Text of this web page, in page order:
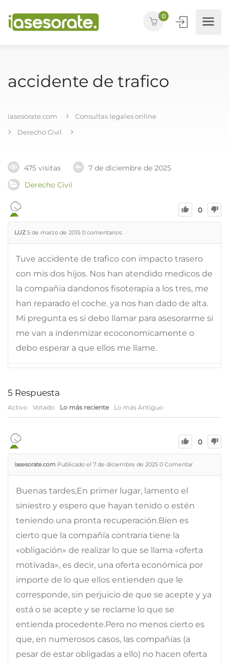
0
accidente de trafico
iasesorate.com
Consultas legales online
Derecho Civil
475 visitas
7 de diciembre de 2025
Derecho Civil
0
LUZ 5 de marzo de 2015 0 comentarios
Tuve accidente de trafico con impacto trasero
con mis dos hijos. Nos han atendido medicos de
la compañia dandonos fisoterapia a los tres, me
han reparado el coche. ya nos han dado de alta.
Mi pregunta es si debo llamar para asesorarme si
me van a indenmizar ecoconomicamente o
debo esperar a que ellos me llame.
5 Respuesta
Activo Votado Lo más reciente Lo más Antiguo
0
iasesorate.com Publicado el 7 de diciembre de 2025 0 Comentar
Buenas tardes,En primer lugar, lamento el
siniestro y espero que hayan tenido o estén
teniendo una pronta recuperación.Bien es
cierto que la compañía contraria tiene la
«obligación» de realizar lo que se llama «oferta
motivada», es decir, una oferta económica por
importe de lo que ellos entienden que le
corresponde, sin perjuicio de que se acepte y ya
está o se acepte y se reclame lo que se
entienda procedente.Pero no menos cierto es
que, en numerosos casos, las compañías (a
pesar de estar obligadas a ello) no hacen oferta